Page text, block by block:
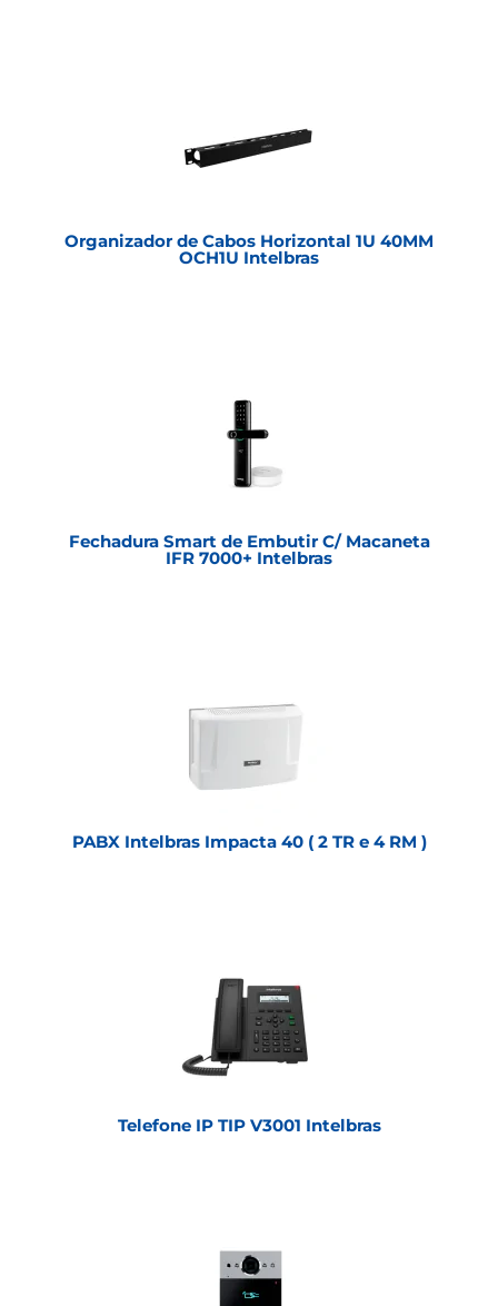
Organizador de Cabos Horizontal 1U 40MM
OCH1U Intelbras
Fechadura Smart de Embutir C/ Macaneta
IFR 7000+ Intelbras
PABX Intelbras Impacta 40 ( 2 TR e 4 RM )
Telefone IP TIP V3001 Intelbras